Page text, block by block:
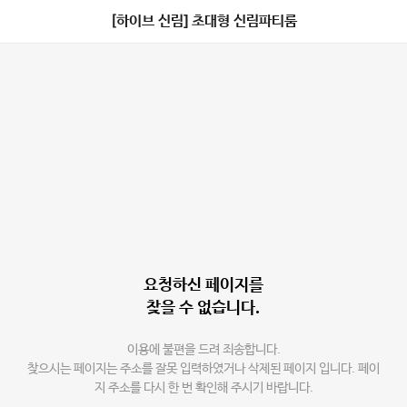
[하이브 신림] 초대형 신림파티룸
요청하신 페이지를
찾을 수 없습니다.
이용에 불편을 드려 죄송합니다.
찾으시는 페이지는 주소를 잘못 입력하였거나 삭제된 페이지 입니다. 페이
지 주소를 다시 한 번 확인해 주시기 바랍니다.